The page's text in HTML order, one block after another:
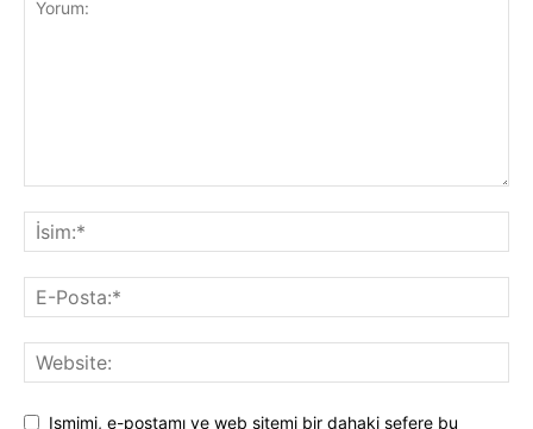
Ismimi, e-postamı ve web sitemi bir dahaki sefere bu